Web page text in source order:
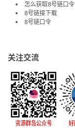
怎么获取8号链口令
8号链接下载
8号链口令
关注交流